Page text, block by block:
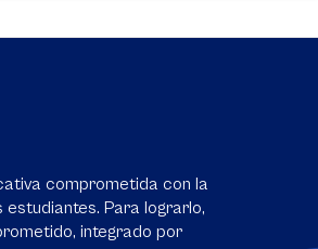
comprometida con la
Para lograrlo,
integrado por